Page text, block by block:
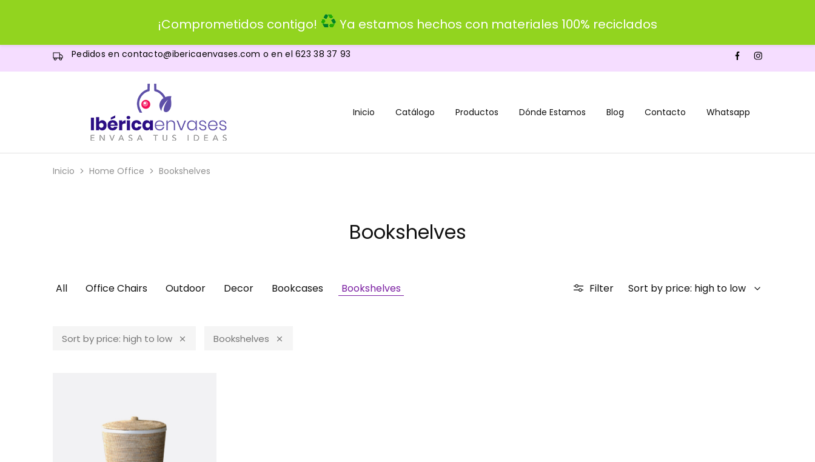
Pedidos encontacto@ibericaenvases.com o en el623 38 37 93
IBERICAenvases.com
envases
por
menor
y
Inicio Catálogo Productos Dónde Estamos Blog Contacto Whatsapp
Inicio Home Office Bookshelves
Bookshelves
All Office Chairs Outdoor Decor Bookcases Bookshelves Filter Sort by price: high to low
Sort by price: high to low Bookshelves
¡Comprometidos contigo! Ya estamos hechos con materiales 100% reciclados